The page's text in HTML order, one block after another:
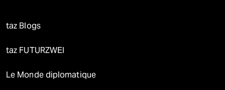
taz Blogs
taz FUTURZWEI
Le Monde diplomatique